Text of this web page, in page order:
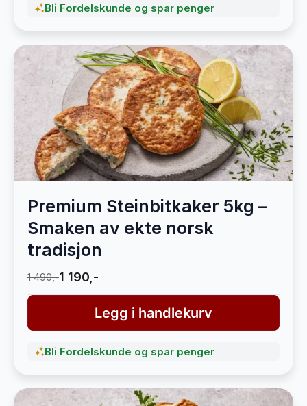
Bli Fordelskunde og spar penger
Premium Steinbitkaker 5kg –
Smaken av ekte norsk
tradisjon
1 490,-1 190,-
Legg i handlekurv
Bli Fordelskunde og spar penger